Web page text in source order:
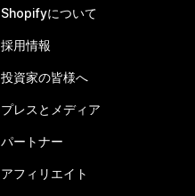
Shopifyについて
採用情報
投資家の皆様へ
プレスとメディア
パートナー
アフィリエイト